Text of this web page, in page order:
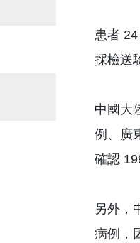
患者
採檢送
中國大
例、廣
確認
另外，
病例，